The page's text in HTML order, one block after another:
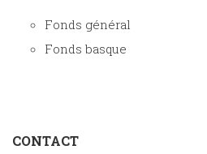
Fonds général
Fonds basque
CONTACT